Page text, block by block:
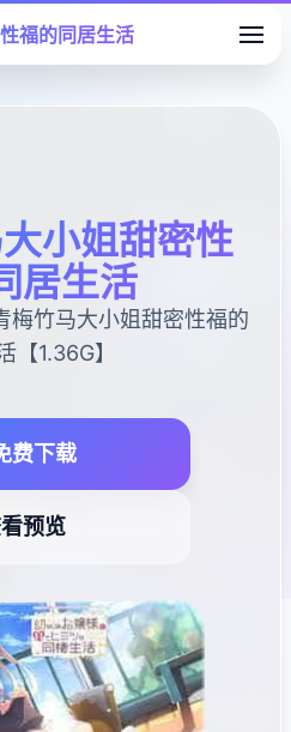
福的同居生活
小姐甜密性
居生活
梅竹马大小姐甜密性福的
【1.36G】
费下载
预览